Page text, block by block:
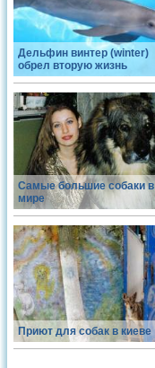
Дельфин винтер (winter)
обрел вторую жизнь
Самые большие собаки в
мире
Приют для собак в киеве